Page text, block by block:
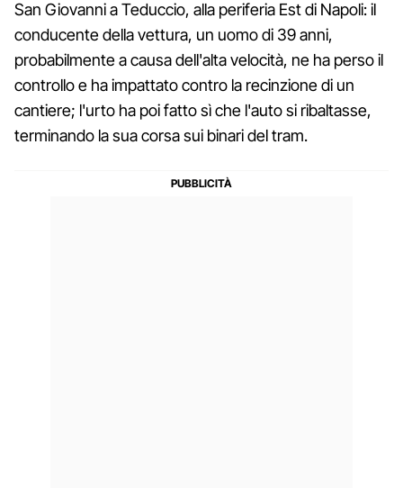
San Giovanni a Teduccio, alla periferia Est di Napoli: il
conducente della vettura, un uomo di 39 anni,
probabilmente a causa dell'alta velocità, ne ha perso il
controllo e ha impattato contro la recinzione di un
cantiere; l'urto ha poi fatto sì che l'auto si ribaltasse,
terminando la sua corsa sui binari del tram.